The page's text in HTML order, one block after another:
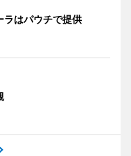
ラはパウチで提供